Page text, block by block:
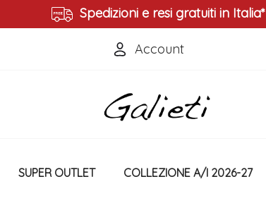
Spedizioni e resi gratuiti in Italia*
Account
Crea un Account
SUPER OUTLET COLLEZIONE A/I 2026-27